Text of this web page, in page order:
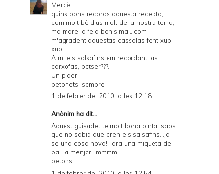
Mercè
quins bons records aquesta recepta,
com molt bè dius molt de la nostra terra,
ma mare la feia bonisima....com
m'agradent aquestas cassolas fent xup-
xup.
A mi els salsafins em recordant las
carxofas, potser???.
Un plaer.
petonets, sempre
1 de febrer del 2010, a les 12:18
Anònim ha dit...
Aquest guisadet te molt bona pinta, saps
que no sabia que eren els salsafins...ja
se una cosa nova!!! ara una miqueta de
pa i a menjar...mmmm
petons